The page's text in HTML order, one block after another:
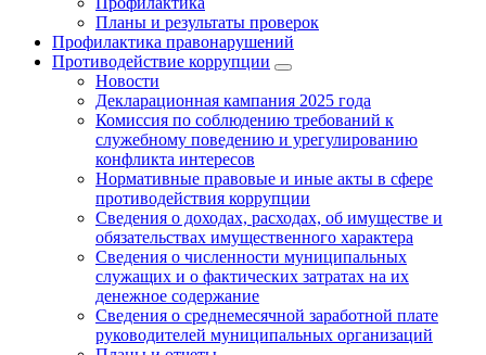
Планы и результаты проверок
Профилактика правонарушений
Противодействие коррупции
Новости
Декларационная кампания 2025 года
Комиссия по соблюдению требований к
служебному поведению и урегулированию
конфликта интересов
Нормативные правовые и иные акты в сфере
противодействия коррупции
Сведения о доходах, расходах, об имуществе и
обязательствах имущественного характера
Сведения о численности муниципальных
служащих и о фактических затратах на их
денежное содержание
Сведения о среднемесячной заработной плате
руководителей муниципальных организаций